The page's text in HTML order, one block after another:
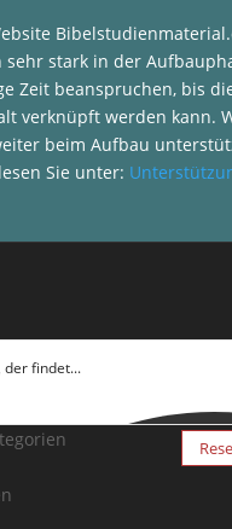
sehr stark in der
Zeit beanspruchen, bis
verknüpft werden kann.
beim Aufbau
lesen Sie unter: